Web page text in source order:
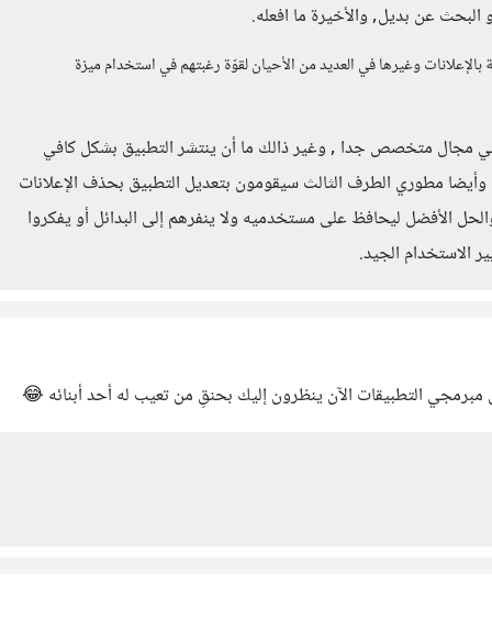
عن بديل, والأخيرة ما افعله.
وغيرها في العديد من الأحيان لقوّة رغبتهم في استخدام ميزة
مجال متخصص جدا , وغير ذالك ما أن ينتشر التطبيق بشكل كافي
مطوري الطرف الثالث سيقومون بتعديل التطبيق بحذف الإعلانات
الأفضل ليحافظ على مستخدميه ولا ينفرهم إلى البدائل أو يفكروا
الاستخدام الجيد.
التطبيقات الآن ينظرون إليك بحنقِ من تعيب له أحد أبنائه 😂